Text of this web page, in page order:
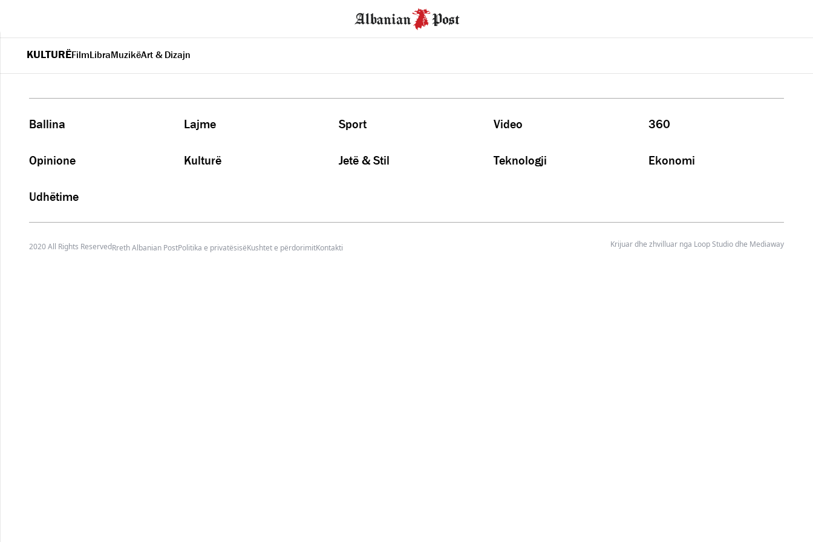
KULTURËFilmLibraMuzikëArt & Dizajn
Ballina Lajme Sport Video 360
Opinione Kulturë Jetë & Stil Teknologji Ekonomi
Udhëtime
2020 All Rights ReservedRreth Albanian PostPolitika e privatësisëKushtet e përdorimitKontakti Krijuar dhe zhvilluar nga Loop Studiodhe Mediaway